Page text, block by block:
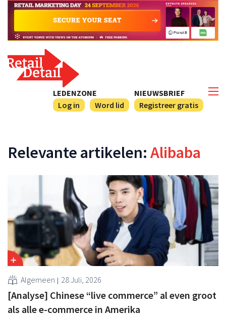
NIEUWSBRIEF
Registreer gratis
LEDENZONE
Log in
Word lid
Relevante artikelen: Alibaba
Algemeen 28 Juli, 2026
[Analyse] Chinese “live commerce” al even groot
als alle e-commerce in Amerika